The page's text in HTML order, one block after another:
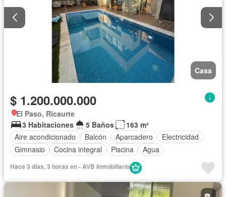
Casa
$ 1.200.000.000
El Paso, Ricaurte
3 Habitaciones
5 Baños
163 m²
Aire acondicionado
Balcón Aparcadero
Electricidad
Gimnasio
Cocina integral Piscina Agua
Hace 3 días, 3 horas en - AVB Inmobiliario